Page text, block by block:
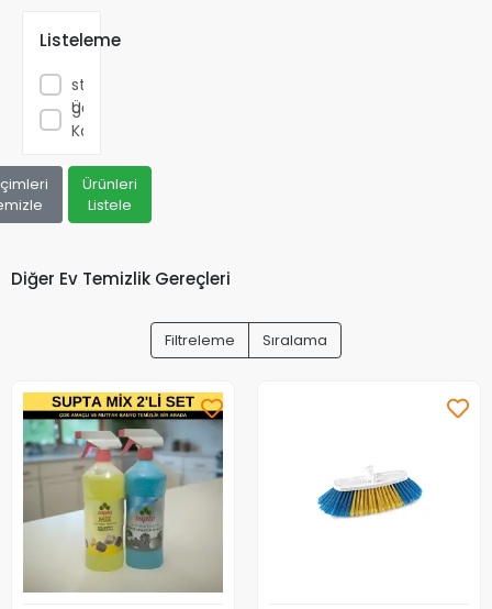
Listeleme
stoktakileri
göster
Ücretsiz
Kargo
Ürünleri
Listele
Diğer Ev Temizlik Gereçleri
Filtreleme Sıralama